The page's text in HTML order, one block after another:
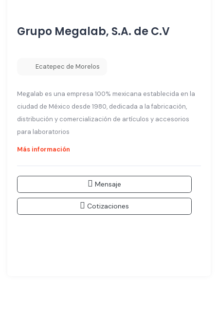
Grupo Megalab, S.A. de C.V
Ecatepec de Morelos
Megalab es una empresa 100% mexicana establecida en la
ciudad de México desde 1980, dedicada a la fabricación,
distribución y comercialización de artículos y accesorios
para laboratorios
Más información
Mensaje
Cotizaciones